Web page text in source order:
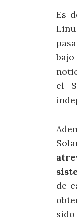
Es
el
de